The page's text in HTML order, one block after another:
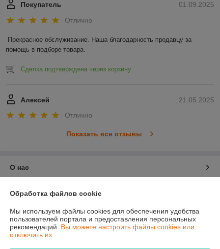
01.09.2025
Покупатель
Отлично
Прекрасное обслуживание. Наша благодарность продавцу за
помощь в подборе товара.
Сделка подтверждена через корзину
21.05.2025
Алексей
Отлично
Показать все отзывы
О нас
Контакты
Доставка и оплата
График работы
Обработка файлов cookie
Мы используем файлы cookies для обеспечения удобства
пользователей портала и предоставления персональных
рекомендаций. Вы можете настроить файлы cookies или
отключить их.